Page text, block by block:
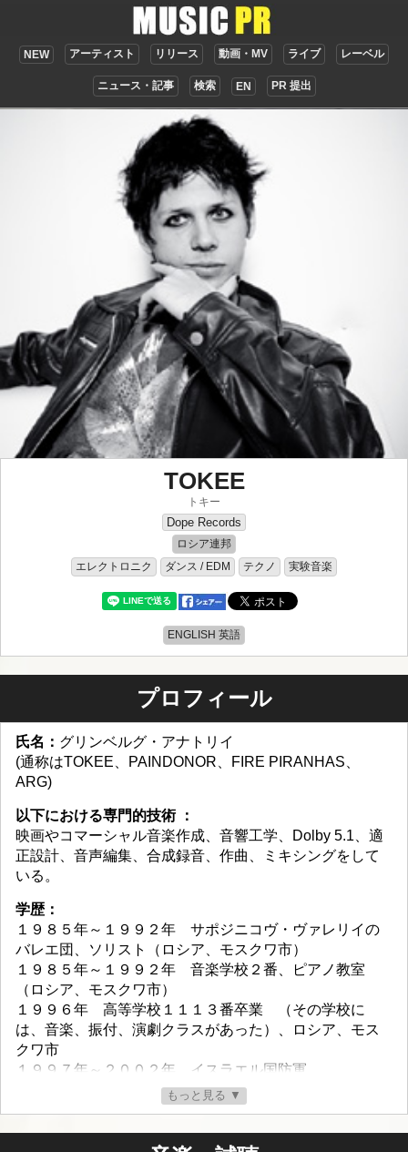
NEW アーティスト リリース 動画・MV ライブ レーベル
ニュース・記事 検索 EN PR 提出
TOKEE
トキー
Dope Records
ロシア連邦
エレクトロニク
ダンス / EDM テクノ 実験音楽
ENGLISH 英語
プロフィール
氏名： グリンベルグ・アナトリイ
(通称はTOKEE、PAINDONOR、FIRE PIRANHAS、
ARG)
以下における専門的技術 ：
映画やコマーシャル音楽作成、音響工学、Dolby 5.1、適
正設計、音声編集、合成録音、作曲、ミキシングをして
いる。
学歴：
１９８５年～１９９２年 サポジニコヴ・ヴァレリイの
バレエ団、ソリスト（ロシア、モスクワ市）
１９８５年～１９９２年 音楽学校２番、ピアノ教室
（ロシア、モスクワ市）
１９９６年 高等学校１１１３番卒業 （その学校に
は、音楽、振付、演劇クラスがあった）、ロシア、モス
クワ市
１９９７年～２００２年 イスラエル国防軍
2002年～２００４年 ヨアヴ・ゲーラ音響工学専門学校
卒業 （イスラエル、テルアビブ市）
２００４年 「Frank Zappa」の音響技師のアミ・ハダニ
もっと見る ▼